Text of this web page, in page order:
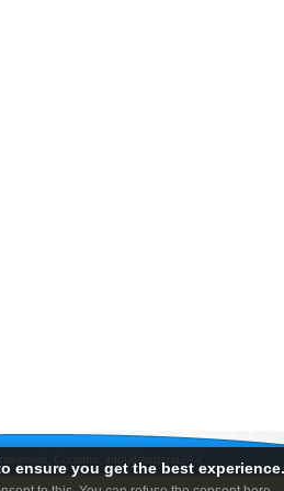
Contatto: info[at]batteria24.it
ensure you get the best experience.